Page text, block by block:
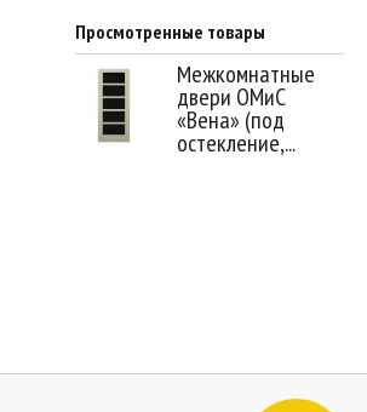
Просмотренные товары
Межкомнатные
двери ОМиС
«Вена» (под
остекление,...